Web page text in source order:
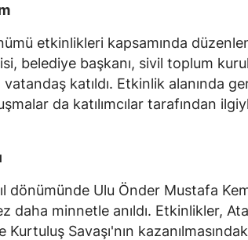
etkinlikleri kapsamında
belediye başkanı, sivil toplum
katıldı. Etkinlik alanında
da katılımcılar tarafından
dönümünde Ulu Önder Mustafa
daha minnetle anıldı. Etkinlikler,
Kurtuluş Savaşı'nın